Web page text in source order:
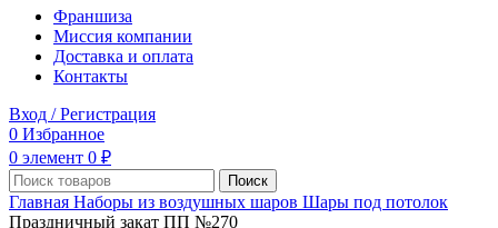
Франшиза
Миссия компании
Доставка и оплата
Контакты
Вход / Регистрация
0 Избранное
0 элемент 0 ₽
Поиск
Главная Наборы из воздушных шаров Шары под потолок
Праздничный закат ПП №270